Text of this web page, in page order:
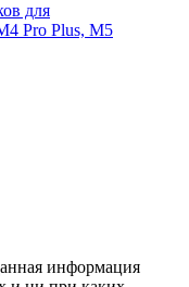
для
Pro Plus, M5
информация